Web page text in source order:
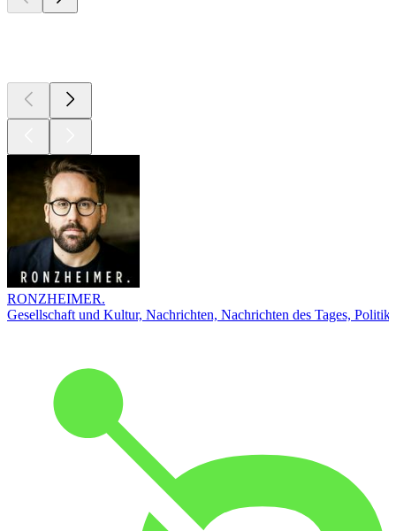
RONZHEIMER.
Gesellschaft und Kultur, Nachrichten, Nachrichten des Tages, Politik